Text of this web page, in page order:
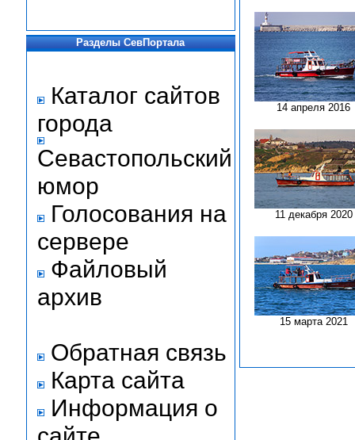
Разделы СевПортала
Каталог сайтов
города
Севастопольский
юмор
Голосования на
сервере
Файловый
архив
Обратная связь
Карта сайта
Информация о
14 апреля 2016
11 декабря 2020
15 марта 2021